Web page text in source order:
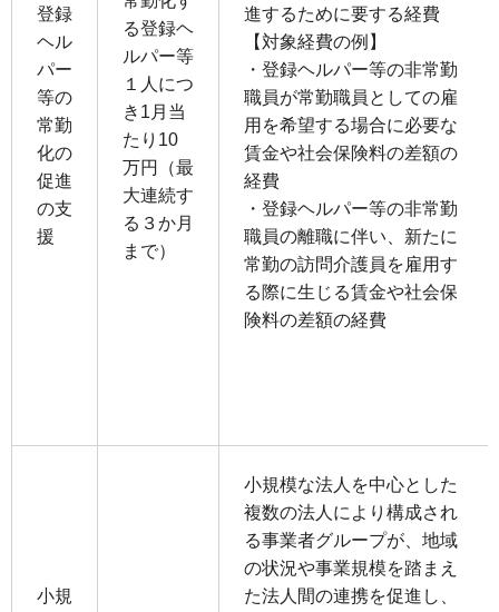
登録
ヘル
パー
等の
常勤
化の
促進
の⽀
援
る登録ヘ
ルパー等
１⼈につ
き1⽉当
たり10
万円（最
⼤連続す
る３か⽉
まで）
進するために要する経費
【対象経費の例】
・登録ヘルパー等の⾮常勤
職員が常勤職員としての雇
⽤を希望する場合に必要な
賃⾦や社会保険料の差額の
経費
・登録ヘルパー等の⾮常勤
職員の離職に伴い、新たに
常勤の訪問介護員を雇⽤す
る際に⽣じる賃⾦や社会保
険料の差額の経費
⼩規
⼩規模な法⼈を中⼼とした
複数の法⼈により構成され
る事業者グループが、地域
の状況や事業規模を踏まえ
た法⼈間の連携を促進し、